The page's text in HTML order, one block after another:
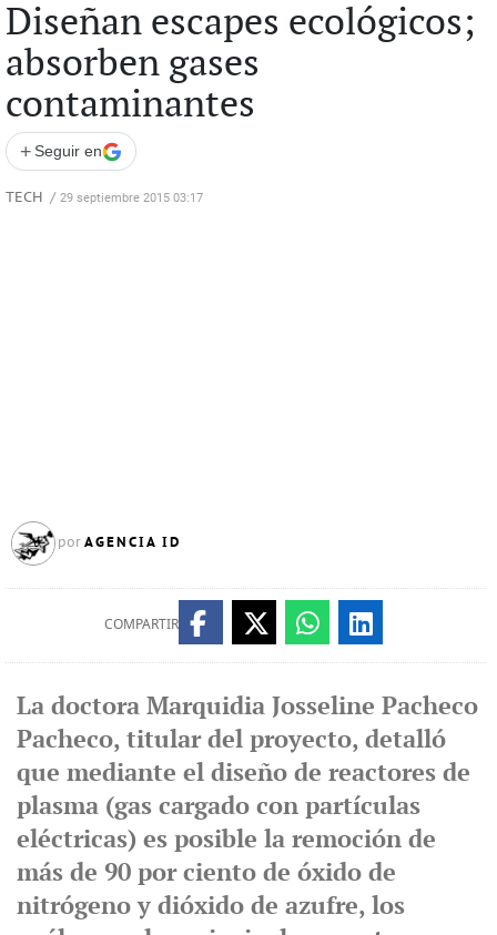
Diseñan escapes ecológicos;
absorben gases
contaminantes
+ Seguir en
TECH / 29 septiembre 2015 03:17
por AGENCIA ID
COMPARTIR
La doctora Marquidia Josseline Pacheco
Pacheco, titular del proyecto, detalló
que mediante el diseño de reactores de
plasma (gas cargado con partículas
eléctricas) es posible la remoción de
más de 90 por ciento de óxido de
nitrógeno y dióxido de azufre, los